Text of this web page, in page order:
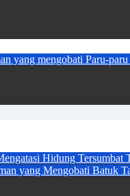
yang mengobati Paru-paru
Hidung Tersumbat
yang Mengobati Batuk